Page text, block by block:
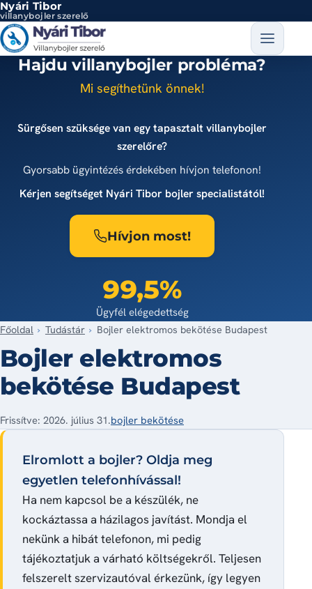
Ugrás a tartalomra
Nyári Tibor
villanybojler szerelő
Hajdu villanybojler probléma?
Mi segíthetünk önnek!
Sürgősen szüksége van egy tapasztalt villanybojler
szerelőre?
Gyorsabb ügyintézés érdekében hívjon telefonon!
Kérjen segítséget Nyári Tibor bojler specialistától!
Hívjon most!
99,5%
Ügyfél elégedettség
Főoldal Tudástár Bojler elektromos bekötése Budapest
Bojler elektromos
bekötése Budapest
Frissítve: 2026. július 31.bojler bekötése
Elromlott a bojler? Oldja meg
egyetlen telefonhívással!
Ha nem kapcsol be a készülék, ne
kockáztassa a házilagos javítást. Mondja el
nekünk a hibát telefonon, mi pedig
tájékoztatjuk a várható költségekről. Teljesen
felszerelt szervizautóval érkezünk, így legyen